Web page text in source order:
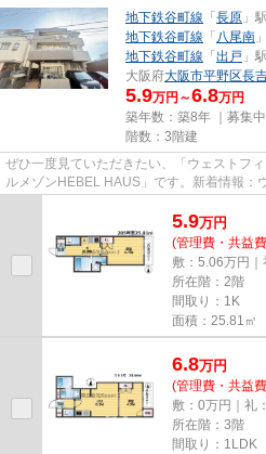
地下鉄谷町線 「 長原 」
地下鉄谷町線 「 八尾南
地下鉄谷町線 「 出戸 」
大阪府大阪市平野区長
5.9万円～6.8万円
築年数：築8年 ｜募集中
階数：3階建
ぜひ一度見ていただきたい、「ウェストフ
ルメゾンHEBEL HAUS」です。新着情報：
5.9万円
(管理費・共益
敷：5.06万円｜
所在階：2階
間取り：1K
面積：25.81㎡
6.8万円
(管理費・共益
敷：0万円｜礼
所在階：3階
間取り：1LDK